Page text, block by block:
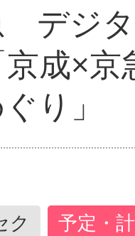
デジ
京成×
り」
ク 予定・